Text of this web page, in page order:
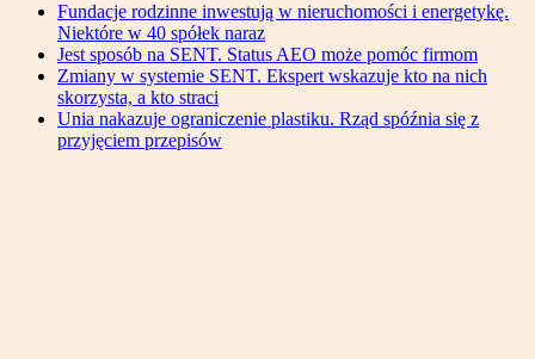
Fundacje rodzinne inwestują w nieruchomości i energetykę.
Niektóre w 40 spółek naraz
Jest sposób na SENT. Status AEO może pomóc firmom
Zmiany w systemie SENT. Ekspert wskazuje kto na nich
skorzysta, a kto straci
Unia nakazuje ograniczenie plastiku. Rząd spóźnia się z
przyjęciem przepisów